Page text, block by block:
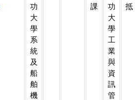
功
大
學
系
統
及
船
舶
機
課
功
大
學
工
業
與
資
訊
管
抵